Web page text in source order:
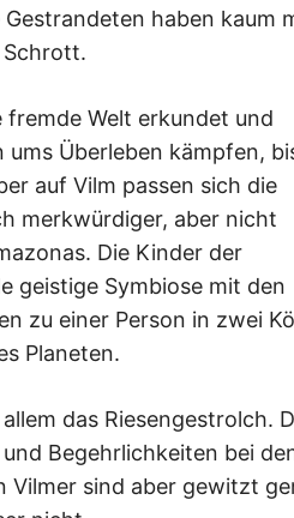
haben kaum
Schrott.
fremde Welt erkundet und
Überleben kämpfen,
auf Vilm passen sich die
merkwürdiger, aber nicht
Die Kinder der
geistige Symbiose mit den
zu einer Person in zwei
Planeten.
das Riesengestrolch.
Begehrlichkeiten bei
Vilmer sind aber gewitzt